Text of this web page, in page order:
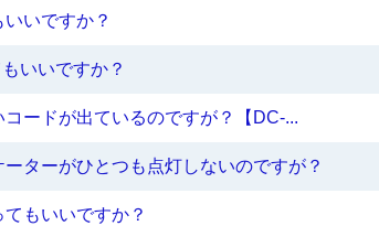
いですか？
いいですか？
ードが出ているのですが？【DC-...
ターがひとつも点灯しないのですが？
もいいですか？